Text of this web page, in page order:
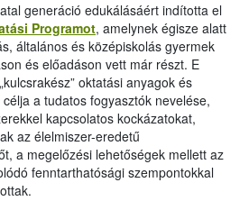
generáció edukálásáért indította el
Programot, amelynek égisze alatt
általános és középiskolás gyermek
és előadáson vett már részt. E
oktatási anyagok és
a tudatos fogyasztók nevelése,
kapcsolatos kockázatokat,
az élelmiszer-eredetű
a megelőzési lehetőségek mellett az
fenntarthatósági szempontokkal